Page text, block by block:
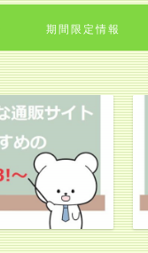
期間限定情報